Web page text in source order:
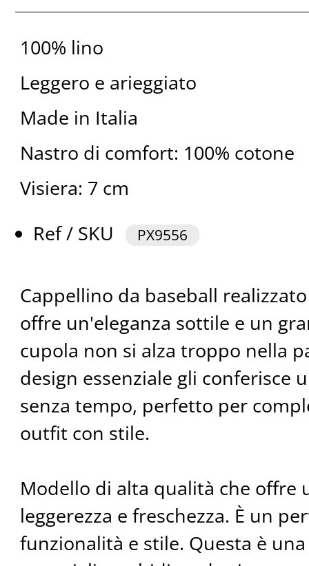
100% lino
Leggero e arieggiato
Made in Italia
Nastro di comfort: 100% cotone
Visiera: 7 cm
Ref / SKU
PX9556
Cappellino da baseball
offre un'eleganza sottile e un
cupola non si alza troppo nella
design essenziale gli conferisce
senza tempo, perfetto per
outfit con stile.
Modello di alta qualità che offre
leggerezza e freschezza. È un
funzionalità e stile. Questa è